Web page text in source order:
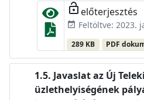
lock_open előterjesztés
event_available Feltöltve: 2023.
289 KB PDF
Javaslat az Új
üzlethelyiségének